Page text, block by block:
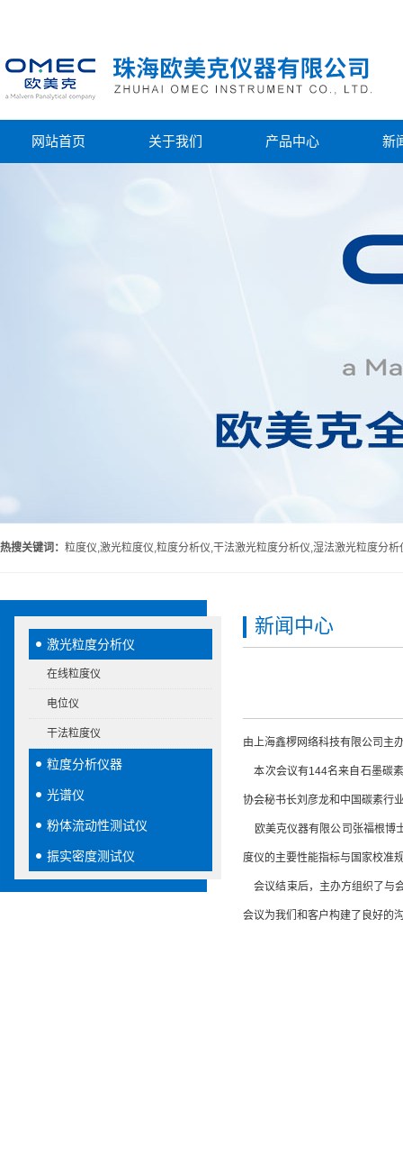
网站首页 关于我们 产品中心 新
热搜关键词： 粒度仪,激光粒度仪,粒度分析仪,干法激光粒度分析仪,湿法激光粒度分析
激光粒度分析仪
在线粒度仪
电位仪
干法粒度仪
粒度分析仪器
光谱仪
粉体流动性测试仪
振实密度测试仪
新闻中心
由上海鑫椤网络科技有限公司主
本次会议有144名来自石墨碳
协会秘书长刘彦龙和中国碳素行
欧美克仪器有限公司张福根博
度仪的主要性能指标与国家校准
会议结束后，主办方组织了与
会议为我们和客户构建了良好的